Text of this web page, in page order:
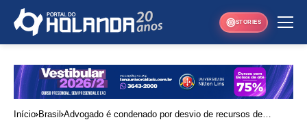
STORIES
Início Brasil Advogado é condenado por desvio de recursos de